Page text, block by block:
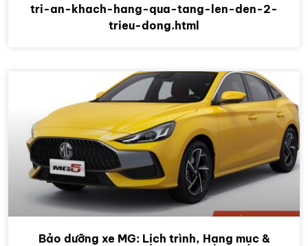
tri-an-khach-hang-qua-tang-len-den-2-
trieu-dong.html
Bảo dưỡng xe MG: Lịch trình, Hạng mục &